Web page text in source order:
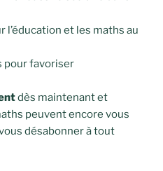
l’éducation et les maths au
pour favoriser
dès maintenant et
peuvent encore vous
désabonner à tout